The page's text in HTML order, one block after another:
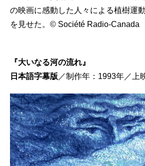
の映画に感動した人々による植樹運
を見せた。© Société Radio-Canada
『大いなる河の流れ』
日本語字幕版 ／制作年：1993年／上